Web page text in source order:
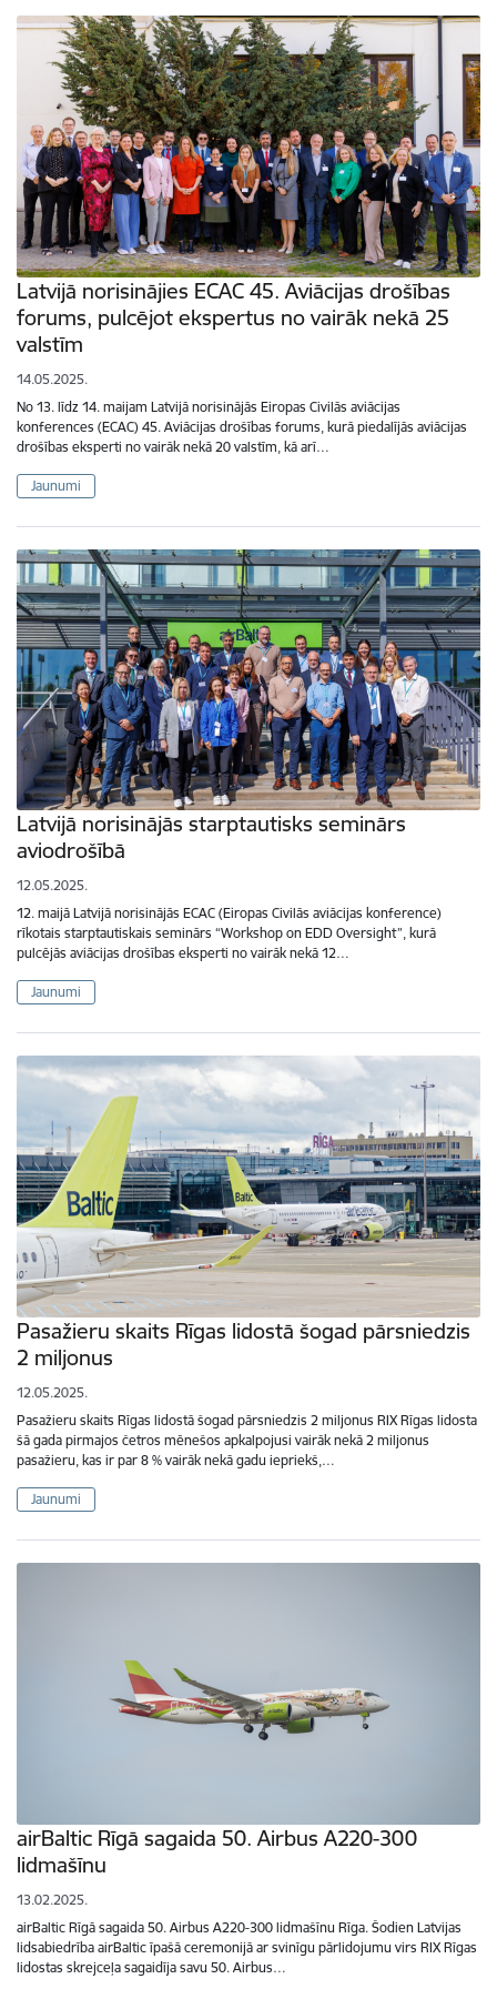
Latvijā norisinājies ECAC 45. Aviācijas drošības
forums, pulcējot ekspertus no vairāk nekā 25
valstīm
14.05.2025.
No 13. līdz 14. maijam Latvijā norisinājās Eiropas Civilās aviācijas
konferences (ECAC) 45. Aviācijas drošības forums, kurā piedalījās aviācijas
drošības eksperti no vairāk nekā 20 valstīm, kā arī…
Jaunumi
Latvijā norisinājās starptautisks seminārs
aviodrošībā
12.05.2025.
12. maijā Latvijā norisinājās ECAC (Eiropas Civilās aviācijas konference)
rīkotais starptautiskais seminārs “Workshop on EDD Oversight”, kurā
pulcējās aviācijas drošības eksperti no vairāk nekā 12…
Jaunumi
Pasažieru skaits Rīgas lidostā šogad pārsniedzis
2 miljonus
12.05.2025.
Pasažieru skaits Rīgas lidostā šogad pārsniedzis 2 miljonus RIX Rīgas lidosta
šā gada pirmajos četros mēnešos apkalpojusi vairāk nekā 2 miljonus
pasažieru, kas ir par 8 % vairāk nekā gadu iepriekš,…
Jaunumi
airBaltic Rīgā sagaida 50. Airbus A220-300
lidmašīnu
13.02.2025.
airBaltic Rīgā sagaida 50. Airbus A220-300 lidmašīnu Rīga. Šodien Latvijas
lidsabiedrība airBaltic īpašā ceremonijā ar svinīgu pārlidojumu virs RIX Rīgas
lidostas skrejceļa sagaidīja savu 50. Airbus…